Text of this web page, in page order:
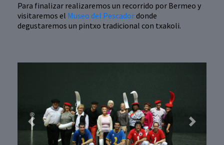
Para finalizar realizaremos un recorrido por Bermeo y
visitaremos el Museo del Pescadordonde
degustaremos un pintxo tradicional con txakoli.
Previous Next